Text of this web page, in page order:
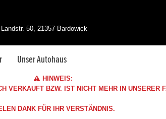
50, 21357 Bardowick
Unser Autohaus
HINWEIS:
VERKAUFT BZW. IST NICHT MEHR IN UNSERER
DANK FÜR IHR VERSTÄNDNIS.